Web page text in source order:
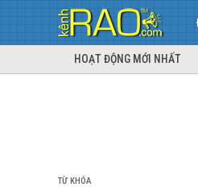
HOẠT ĐỘNG MỚI NHẤT
TỪ KHÓA